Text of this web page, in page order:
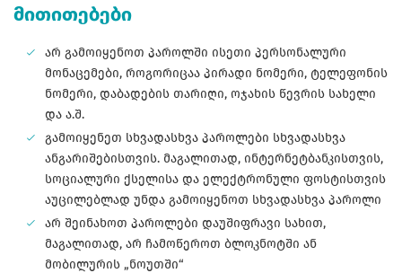
მითითებები
არ გამოიყენოთ პაროლში ისეთი პერსონალური
მონაცემები, როგორიცაა პირადი ნომერი, ტელეფონის
ნომერი, დაბადების თარიღი, ოჯახის წევრის სახელი
და ა.შ.
გამოიყენეთ სხვადასხვა პაროლები სხვადასხვა
ანგარიშებისთვის. მაგალითად, ინტერნეტბანკისთვის,
სოციალური ქსელისა და ელექტრონული ფოსტისთვის
აუცილებლად უნდა გამოიყენოთ სხვადასხვა პაროლი
არ შეინახოთ პაროლები დაუშიფრავი სახით,
მაგალითად, არ ჩამოწეროთ ბლოკნოტში ან
მობილურის „ნოუთში“